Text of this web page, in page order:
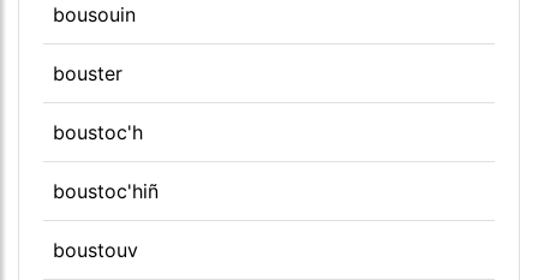
bousouin
bouster
boustoc'h
boustoc'hiñ
boustouv